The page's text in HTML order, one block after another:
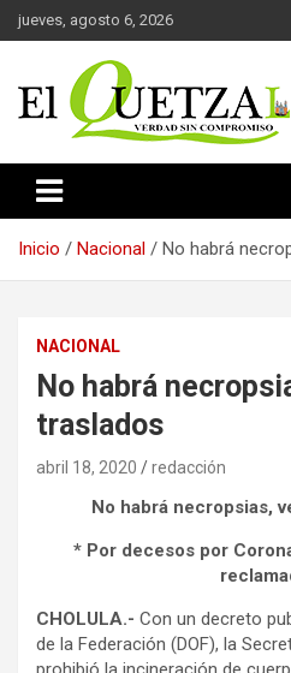
Saltar
al
jueves, agosto 6, 2026
El Quetzal de
Inicio Nacional No habrá
NACIONAL
No habrá
traslados
abril 18, 2020 redacción
No habrá necropsias,
* Por decesos por
CHOLULA.- Con un decreto
de la Federación (DOF), la